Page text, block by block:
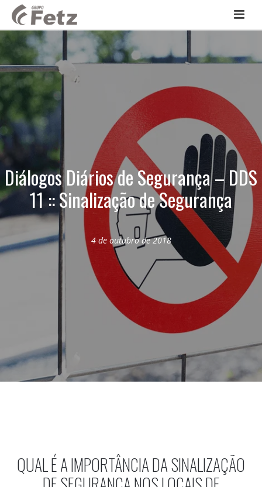
Diálogos Diários de Segurança – DDS
11 :: Sinalização de Segurança
4 de outubro de 2018
QUAL É A IMPORTÂNCIA DA SINALIZAÇÃO